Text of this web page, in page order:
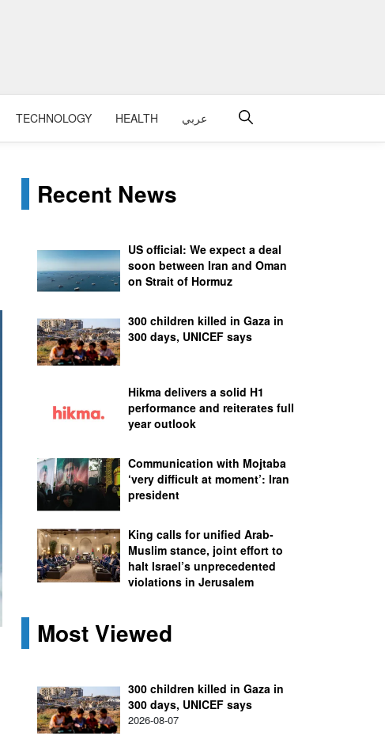
TECHNOLOGY HEALTH عربي
Recent News
US official: We expect a deal
soon between Iran and Oman
on Strait of Hormuz
300 children killed in Gaza in
300 days, UNICEF says
Hikma delivers a solid H1
performance and reiterates full
year outlook
Communication with Mojtaba
‘very difficult at moment’: Iran
president
King calls for unified Arab-
Muslim stance, joint effort to
halt Israel’s unprecedented
violations in Jerusalem
Most Viewed
300 children killed in Gaza in
300 days, UNICEF says
2026-08-07